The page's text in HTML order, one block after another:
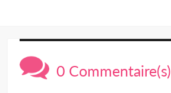
0 Commentaire(s)